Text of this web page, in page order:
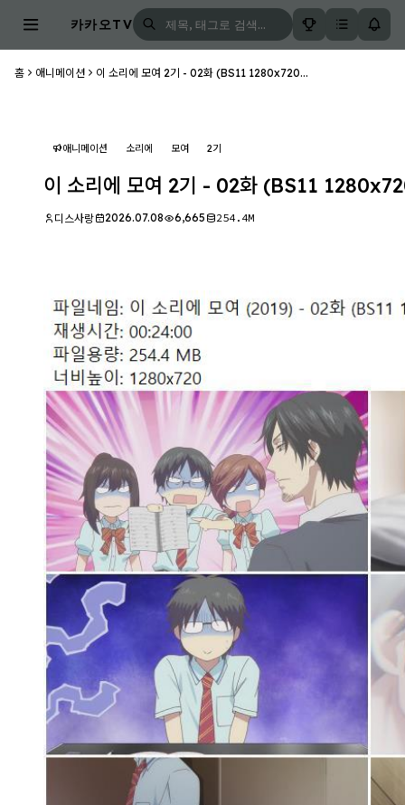
카카오TV
홈 애니메이션 이 소리에 모여 2기 - 02화 (BS11 1280x720...
애니메이션 소리에 모여 2기
이 소리에 모여 2기 - 02화 (BS11
디스사랑 2026.07.08 6,665 254.4M